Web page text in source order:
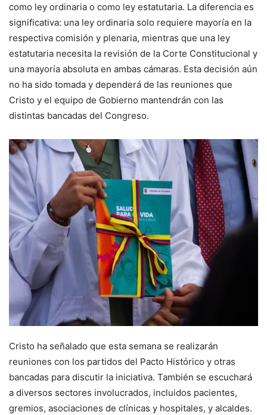
como ley ordinaria o como ley estatutaria. La diferencia es
significativa: una ley ordinaria solo requiere mayoría en la
respectiva comisión y plenaria, mientras que una ley
estatutaria necesita la revisión de la Corte Constitucional y
una mayoría absoluta en ambas cámaras. Esta decisión aún
no ha sido tomada y dependerá de las reuniones que
Cristo y el equipo de Gobierno mantendrán con las
distintas bancadas del Congreso.
Cristo ha señalado que esta semana se realizarán
reuniones con los partidos del Pacto Histórico y otras
bancadas para discutir la iniciativa. También se escuchará
a diversos sectores involucrados, incluidos pacientes,
gremios, asociaciones de clínicas y hospitales, y alcaldes.